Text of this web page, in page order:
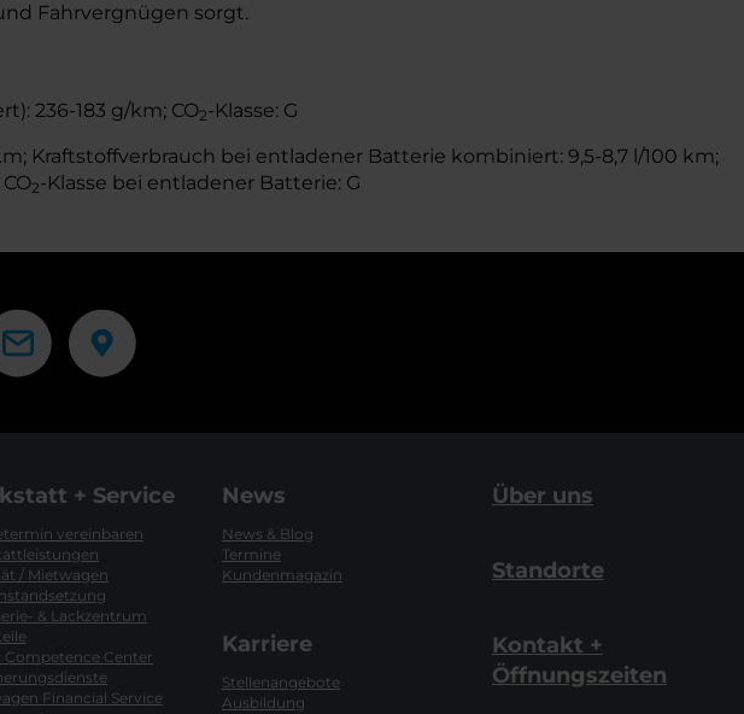
Fahrvergnügen sorgt.
236-183 g/km; CO2-Klasse: G
Kraftstoffverbrauch bei entladener Batterie kombiniert: 9,5-8,7 l/100 km;
2-Klasse bei entladener Batterie: G
+ Service
vereinbaren
/ Mietwagen
& Lackzentrum
Competence Center
Financial Service
News
News & Blog
Termine
Kundenmagazin
Karriere
Stellenangebote
Ausbildung
Über uns
Standorte
Kontakt +
Öffnungszeiten